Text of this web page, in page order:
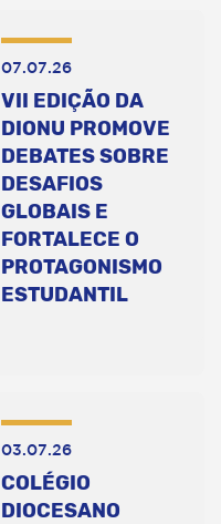
07.07.26
VII EDIÇÃO DA
DIONU PROMOVE
DEBATES SOBRE
DESAFIOS
GLOBAIS E
FORTALECE O
PROTAGONISMO
ESTUDANTIL
03.07.26
COLÉGIO
DIOCESANO